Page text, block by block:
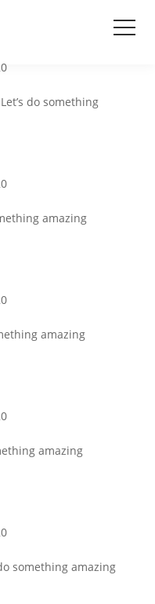
do something
amazing
amazing
amazing
something amazing